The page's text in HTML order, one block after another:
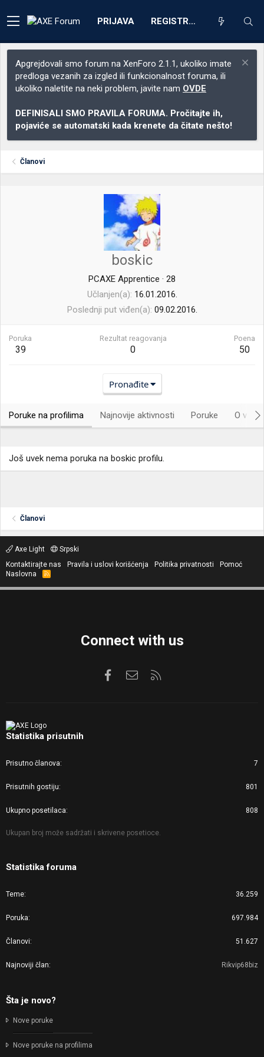
PRIJAVA REGISTRACIJA
Apgrejdovali smo forum na XenForo 2.1.1, ukoliko imate
predloga vezanih za izgled ili funkcionalnost foruma, ili
ukoliko naletite na neki problem, javite nam OVDE
DEFINISALI SMO PRAVILA FORUMA. Pročitajte ih,
pojaviće se automatski kada krenete da čitate nešto!
Članovi
boskic
PCAXE Apprentice · 28
Učlanjen(a) 16.01.2016.
Poslednji put viđen(a) 09.02.2016.
Poruka
39
Rezultat reagovanja
0
Poena
50
Pronađite
Poruke na profilima Najnovije aktivnosti Poruke O
Još uvek nema poruka na boskic profilu.
Članovi
Axe Light
Srpski
Kontaktirajte nas
Pravila i uslovi korišćenja Politika privatnosti
Pomoć
Naslovna
R
S
Connect with us
FacebookKontaktirajte nas
Statistika prisutnih
Prisutno članova 7
Prisutnih gostiju 801
Ukupno posetilaca 808
Ukupan broj može sadržati i skrivene posetioce.
Statistika foruma
Teme 36.259
Poruka 697.984
Članovi 51.627
Najnoviji član Rikvip68biz
Šta je novo?
Nove poruke
Nove poruke na profilima